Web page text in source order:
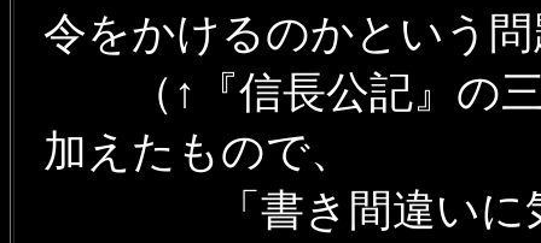
令をかけるのかという
（↑『信長公記』の三
加えたもので、
「書き間違いに気